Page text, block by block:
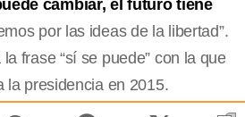
cambiar, el futuro tiene
por las ideas de la libertad”.
frase “sí se puede” con la que
la presidencia en 2015.